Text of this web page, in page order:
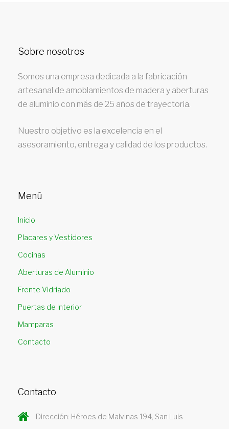
Sobre nosotros
Somos una empresa dedicada a la fabricación
artesanal de amoblamientos de madera y aberturas
de aluminio con más de 25 años de trayectoria.
Nuestro objetivo es la excelencia en el
asesoramiento, entrega y calidad de los productos.
Menú
Inicio
Placares y Vestidores
Cocinas
Aberturas de Aluminio
Frente Vidriado
Puertas de Interior
Mamparas
Contacto
Contacto
Dirección: Héroes de Malvinas 194, San Luis